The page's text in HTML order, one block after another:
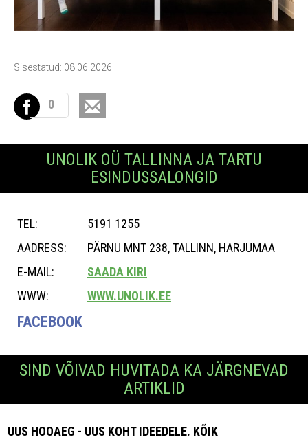
Sisestatud: 08.06.2026
0
UNOLIK OÜ TALLINNA JA TARTU
ESINDUSSALONGID
TEL:
5191 1255
AADRESS:
PÄRNU MNT 238, TALLINN, HARJUMAA
E-MAIL:
SAADA KIRI
WWW:
WWW.UNOLIK.EE
FACEBOOK
SIND VÕIVAD HUVITADA KA JÄRGNEVAD
ARTIKLID
UUS HOOAEG - UUS KOHT IDEEDELE. KÕIK